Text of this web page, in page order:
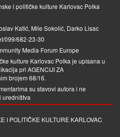
i političke kulture Karlovac Polka
Katić, Mile Sokolić, Darko Lisac
099/682-23-30
Media Forum Europe
kulture Karlovac Polka je upisana u
pri AGENCIJI ZA
brojem 68/16.
su stavovi autora i ne
uredništva
I POLITIČKE KULTURE KARLOVAC